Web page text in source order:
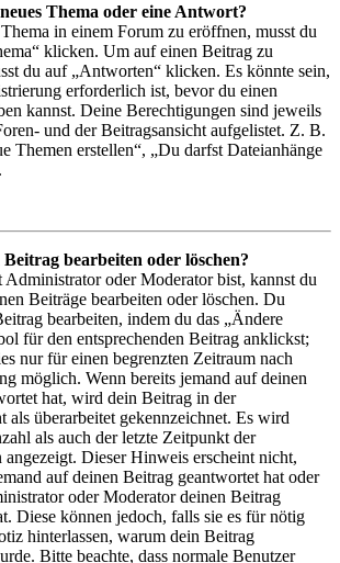
Thema oder eine Antwort?
in einem Forum zu eröffnen, musst du
klicken. Um auf einen Beitrag zu
du auf „Antworten“ klicken. Es könnte sein,
erforderlich ist, bevor du einen
kannst. Deine Berechtigungen sind jeweils
und der Beitragsansicht aufgelistet. Z. B.
Themen erstellen“, „Du darfst Dateianhänge
bearbeiten oder löschen?
Administrator oder Moderator bist, kannst du
Beiträge bearbeiten oder löschen. Du
bearbeiten, indem du das „Ändere
für den entsprechenden Beitrag anklickst;
nur für einen begrenzten Zeitraum nach
möglich. Wenn bereits jemand auf deinen
hat, wird dein Beitrag in der
als überarbeitet gekennzeichnet. Es wird
als auch der letzte Zeitpunkt der
angezeigt. Dieser Hinweis erscheint nicht,
auf deinen Beitrag geantwortet hat oder
oder Moderator deinen Beitrag
Diese können jedoch, falls sie es für nötig
hinterlassen, warum dein Beitrag
Bitte beachte, dass normale Benutzer